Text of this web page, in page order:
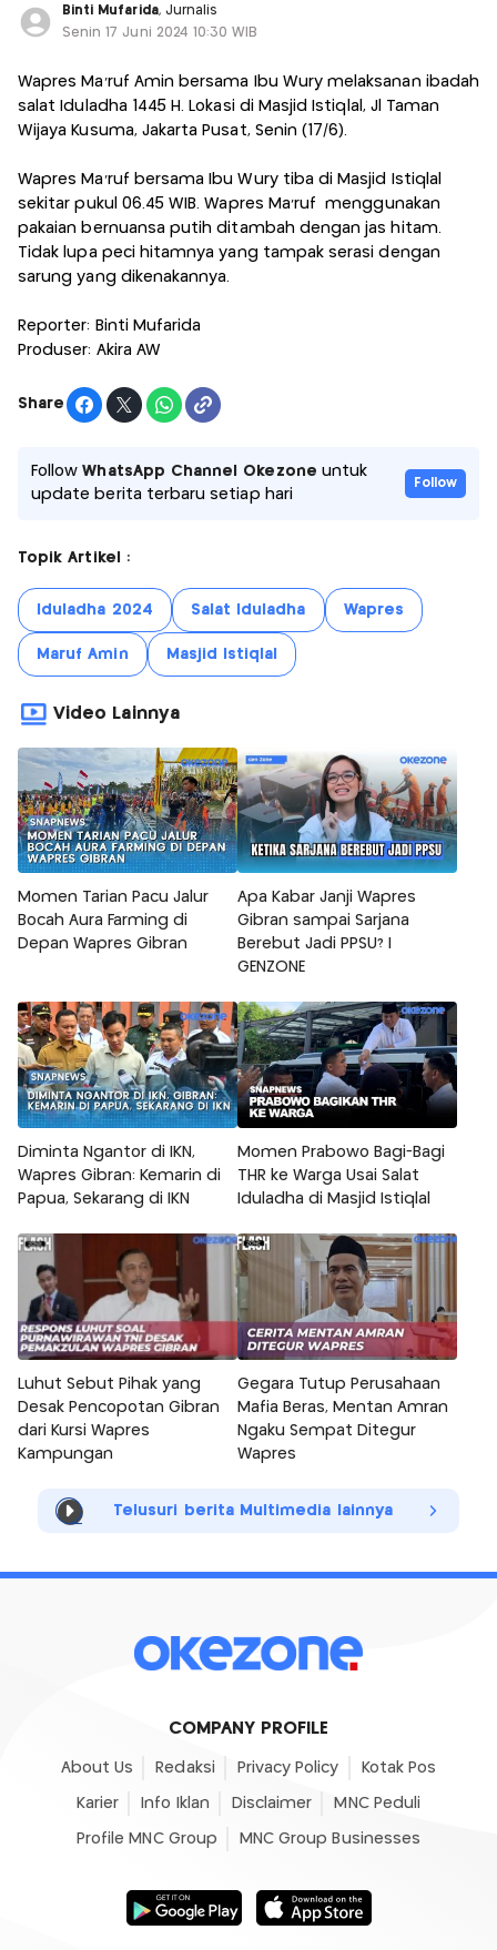
Binti Mufarida, Jurnalis
Senin 17 Juni 2024 10:30 WIB
Wapres Ma’ruf Amin bersama Ibu Wury melaksanan ibadah
salat Iduladha 1445 H. Lokasi di Masjid Istiqlal, Jl Taman
Wijaya Kusuma, Jakarta Pusat, Senin (17/6).
Wapres Ma'ruf bersama Ibu Wury tiba di Masjid Istiqlal
sekitar pukul 06.45 WIB. Wapres Ma'ruf menggunakan
pakaian bernuansa putih ditambah dengan jas hitam.
Tidak lupa peci hitamnya yang tampak serasi dengan
sarung yang dikenakannya.
Reporter: Binti Mufarida
Produser: Akira AW
Share
FollowWhatsApp Channel Okezone untuk
update berita terbaru setiap hari
Follow
Topik Artikel :
Iduladha 2024 Salat Iduladha Wapres
Maruf Amin Masjid Istiqlal
Video Lainnya
Momen Tarian Pacu Jalur
Bocah Aura Farming di
Depan Wapres Gibran
Apa Kabar Janji Wapres
Gibran sampai Sarjana
Berebut Jadi PPSU? |
GENZONE
Diminta Ngantor di IKN,
Wapres Gibran: Kemarin di
Papua, Sekarang di IKN
Momen Prabowo Bagi-Bagi
THR ke Warga Usai Salat
Iduladha di Masjid Istiqlal
Luhut Sebut Pihak yang
Desak Pencopotan Gibran
dari Kursi Wapres
Kampungan
Gegara Tutup Perusahaan
Mafia Beras, Mentan Amran
Ngaku Sempat Ditegur
Wapres
Telusuri berita Multimedia lainnya
COMPANY PROFILE
About Us Redaksi Privacy Policy Kotak Pos
Karier Info Iklan Disclaimer MNC Peduli
Profile MNC Group MNC Group Businesses